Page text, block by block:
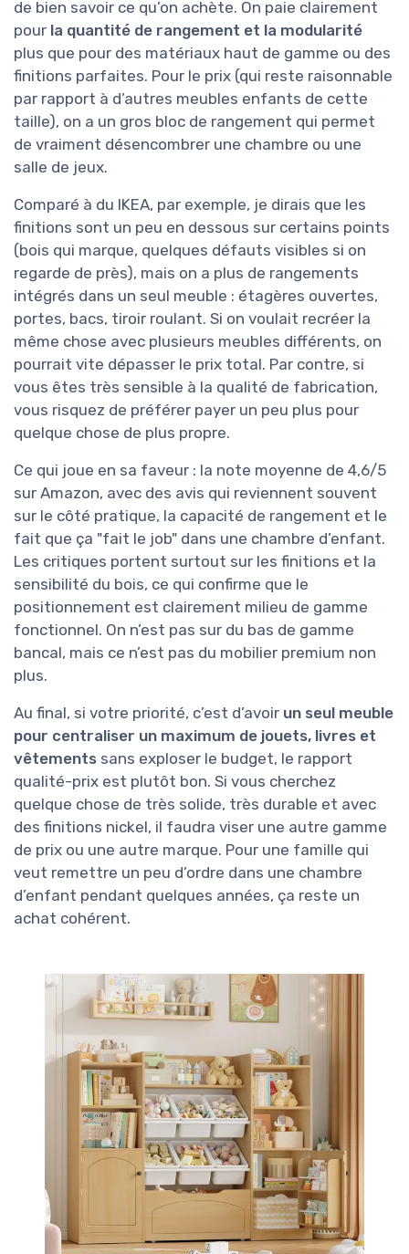
de bien savoir ce qu’on achète. On paie clairement
pour la quantité de rangement et la modularité
plus que pour des matériaux haut de gamme ou des
finitions parfaites. Pour le prix (qui reste raisonnable
par rapport à d’autres meubles enfants de cette
taille), on a un gros bloc de rangement qui permet
de vraiment désencombrer une chambre ou une
salle de jeux.
Comparé à du IKEA, par exemple, je dirais que les
finitions sont un peu en dessous sur certains points
(bois qui marque, quelques défauts visibles si on
regarde de près), mais on a plus de rangements
intégrés dans un seul meuble : étagères ouvertes,
portes, bacs, tiroir roulant. Si on voulait recréer la
même chose avec plusieurs meubles différents, on
pourrait vite dépasser le prix total. Par contre, si
vous êtes très sensible à la qualité de fabrication,
vous risquez de préférer payer un peu plus pour
quelque chose de plus propre.
Ce qui joue en sa faveur : la note moyenne de 4,6/5
sur Amazon, avec des avis qui reviennent souvent
sur le côté pratique, la capacité de rangement et le
fait que ça "fait le job" dans une chambre d’enfant.
Les critiques portent surtout sur les finitions et la
sensibilité du bois, ce qui confirme que le
positionnement est clairement milieu de gamme
fonctionnel. On n’est pas sur du bas de gamme
bancal, mais ce n’est pas du mobilier premium non
plus.
Au final, si votre priorité, c’est d’avoir un seul meuble
pour centraliser un maximum de jouets, livres et
vêtements sans exploser le budget, le rapport
qualité-prix est plutôt bon. Si vous cherchez
quelque chose de très solide, très durable et avec
des finitions nickel, il faudra viser une autre gamme
de prix ou une autre marque. Pour une famille qui
veut remettre un peu d’ordre dans une chambre
d’enfant pendant quelques années, ça reste un
achat cohérent.